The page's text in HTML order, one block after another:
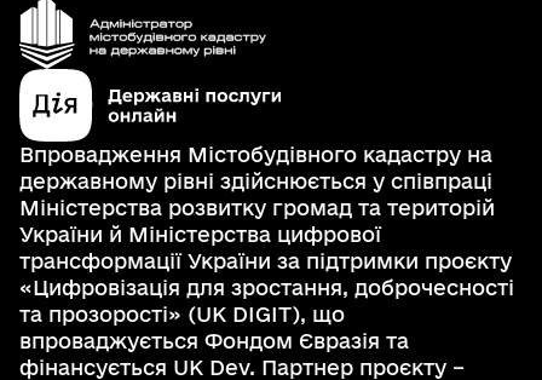
Впровадження Містобудівного кадастру на
державному рівні здійснюється у співпраці
Міністерства розвитку громад та територій
України й Міністерства цифрової
трансформації України за підтримки проєкту
«Цифровізація для зростання, доброчесності
та прозорості» (UK DIGIT), що
впроваджується Фондом Євразія та
фінансується UK Dev. Партнер проєкту –